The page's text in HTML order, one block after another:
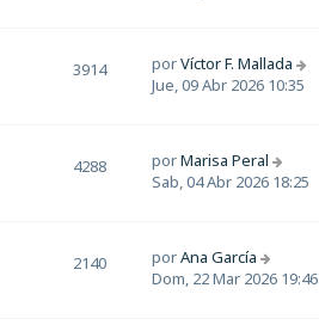
3914 porVíctor F. Mallada
Jue, 09 Abr 2026 10:35
4288 porMarisa Peral
Sab, 04 Abr 2026 18:25
2140 porAna García
Dom, 22 Mar 2026 19:46